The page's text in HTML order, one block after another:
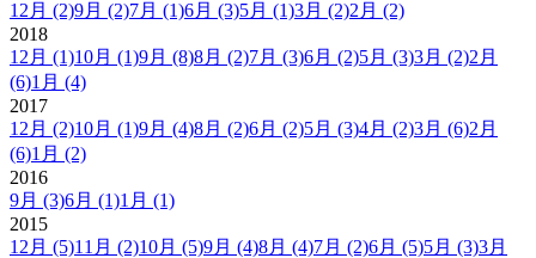
12月 (2)9月 (2)7月 (1)6月 (3)5月 (1)3月 (2)2月 (2)
2018
12月 (1)10月 (1)9月 (8)8月 (2)7月 (3)6月 (2)5月 (3)3月 (2)2月
(6)1月 (4)
2017
12月 (2)10月 (1)9月 (4)8月 (2)6月 (2)5月 (3)4月 (2)3月 (6)2月
(6)1月 (2)
2016
9月 (3)6月 (1)1月 (1)
2015
12月 (5)11月 (2)10月 (5)9月 (4)8月 (4)7月 (2)6月 (5)5月 (3)3月